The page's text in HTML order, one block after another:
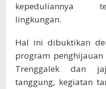
kepeduliannya
lingkungan.
Hal ini dibuktikan
program
Trenggalek dan
tanggung, kegiatan